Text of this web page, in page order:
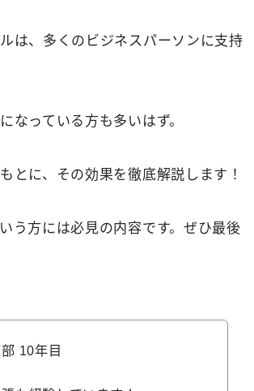
は、多くのビジネスパーソンに支持
なっている方も多いはず。
とに、その効果を徹底解説します！
う方には必見の内容です。ぜひ最後
10年目